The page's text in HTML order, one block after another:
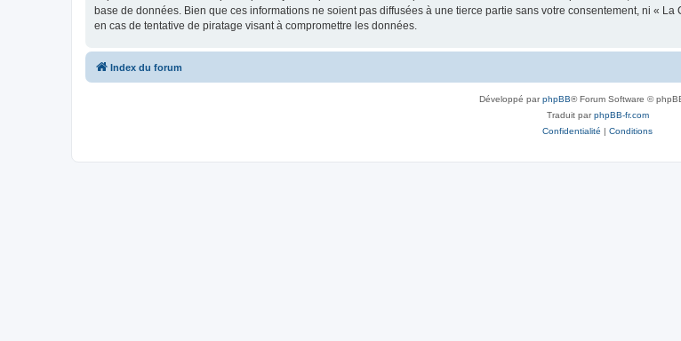
base de données. Bien que ces informations ne soient pas diffusées à une tierce partie sans votre consentement, ni «
en cas de tentative de piratage visant à compromettre les données.
Index du forum
Développé parphpBB® Forum Software ©
Traduit parphpBB-fr.com
Confidentialité | Conditions